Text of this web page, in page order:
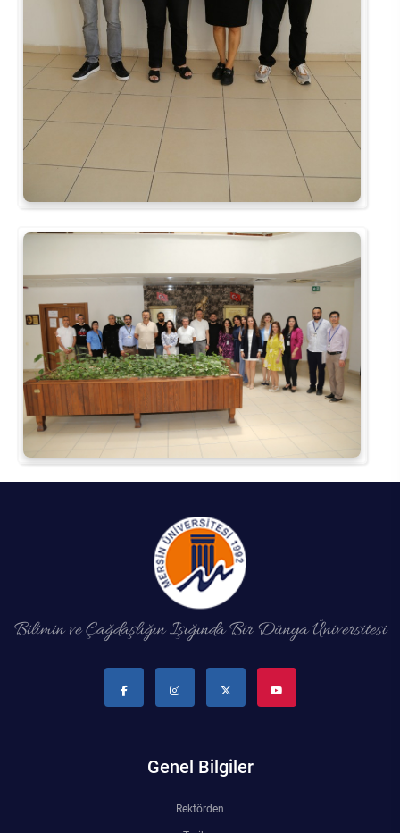
Bilimin ve Çağdaşlığın Işığında Bir Dünya Üniversitesi
Genel Bilgiler
Rektörden